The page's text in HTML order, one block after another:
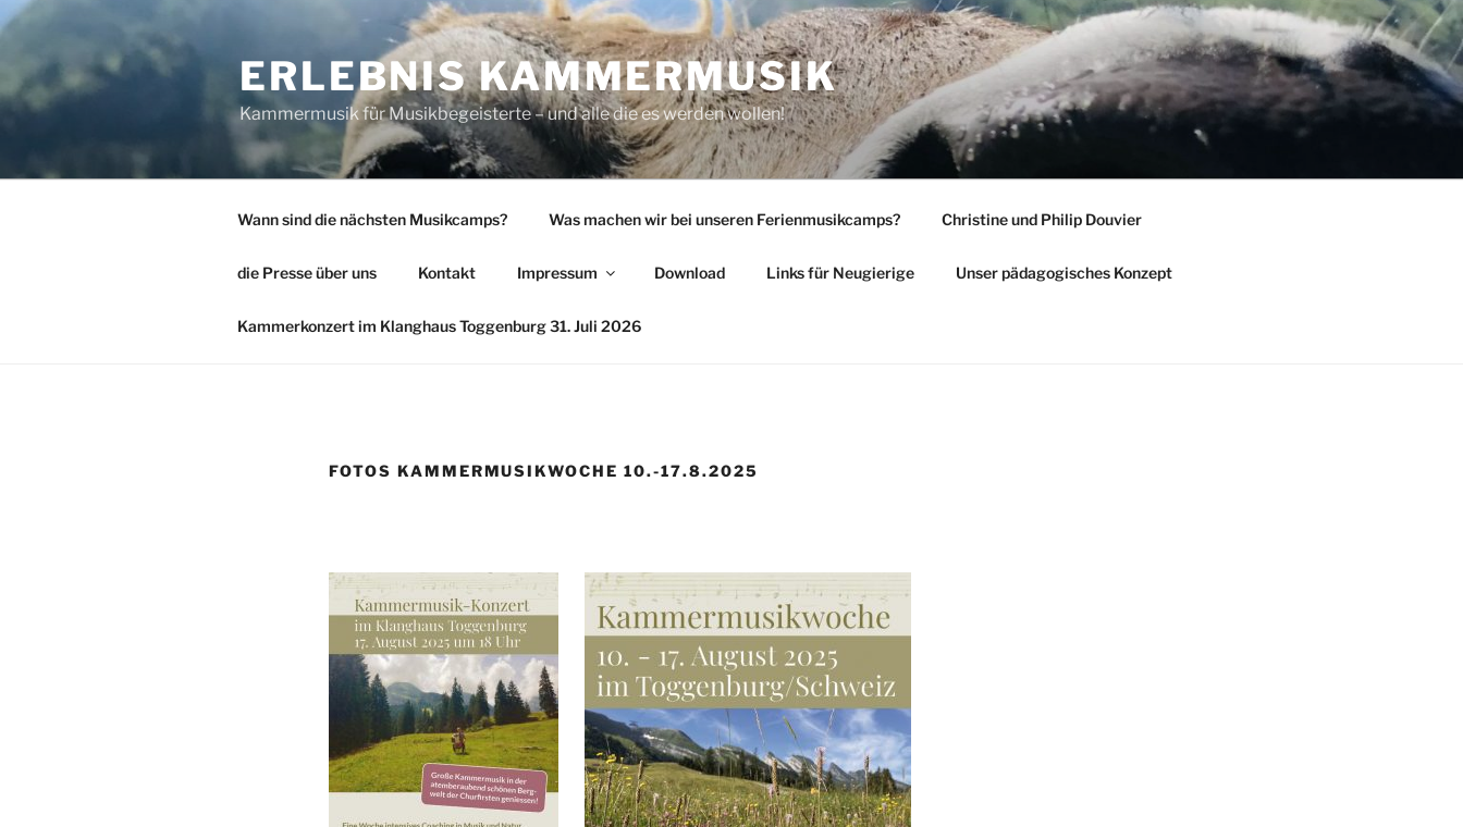
Zum
Inhalt
springen
ERLEBNIS KAMMERMUSIK
Kammermusik für Musikbegeisterte – und alle die es werden wollen!
Wann sind die nächsten Musikcamps? Was machen wir bei unseren Ferienmusikcamps? Christine und Philip Douvier
die Presse über uns Kontakt Impressum Download Links für Neugierige Unser pädagogisches Konzept
Kammerkonzert im Klanghaus Toggenburg 31. Juli 2026
FOTOS KAMMERMUSIKWOCHE 10.-17.8.2025